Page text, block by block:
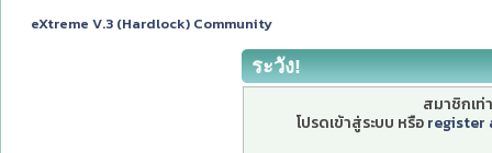
eXtreme V.3 (Hardlock) Community
ระวัง!
สมาชิกเท่
โปรดเข้าสู่ระบบ หรือ register